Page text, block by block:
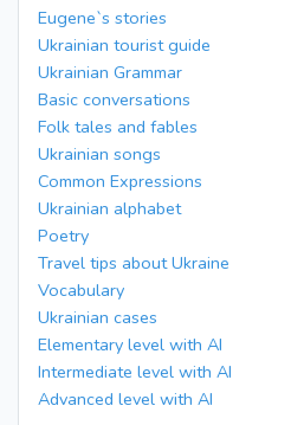
Eugene`s stories
Ukrainian tourist guide
Ukrainian Grammar
Basic conversations
Folk tales and fables
Ukrainian songs
Common Expressions
Ukrainian alphabet
Poetry
Travel tips about Ukraine
Vocabulary
Ukrainian cases
Elementary level with AI
Intermediate level with AI
Advanced level with AI